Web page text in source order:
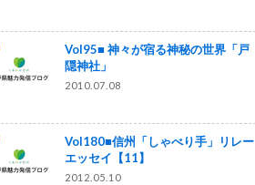
Vol95■ 神々が宿る神秘の世界「戸
隠神社」
2010.07.08
Vol180■信州「しゃべり手」リレー
エッセイ【11】
2012.05.10